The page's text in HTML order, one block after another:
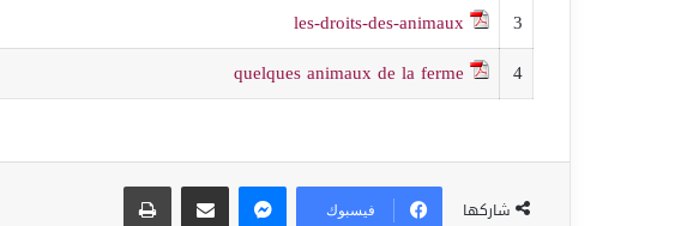
3
les-droits-des-animaux
4
quelques animaux de la ferme
شاركها فيسبوك